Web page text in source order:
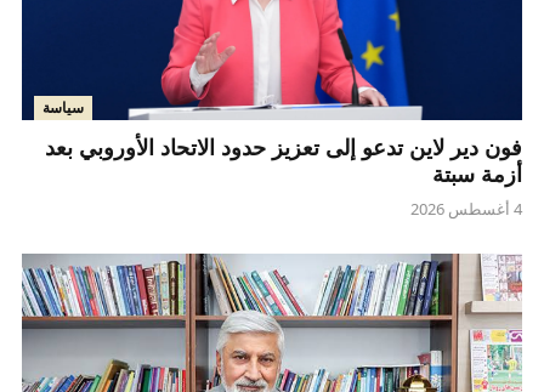
سياسة
فون دير لاين تدعو إلى تعزيز حدود الاتحاد الأوروبي بعد
أزمة سبتة
4 أغسطس 2026